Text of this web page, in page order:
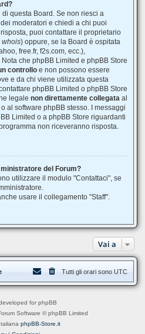
di questa Board. Se non riesci a
moderatori e chiedi a chi puoi
puoi contattare il proprietario
whois) oppure, se la Board è ospitata
free.fr, f2s.com, ecc.),
che phpBB Limited e phpBB Store
controllo e non possono essere
e da chi viene utilizzata questa
phpBB Limited o phpBB Store
legale non direttamente collegata al
al software phpBB stesso. I messaggi
Limited o a phpBB Store riguardanti
non riceveranno risposta.
del Forum?
utilizzare il modulo "Contattaci", se
usare il collegamento "Staff".
Vai a
Tutti gli orari sono UTC
for phpBB
Software © phpBB Limited
phpBB-Store.it